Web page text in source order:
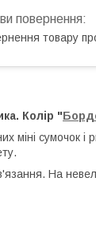
товару
Колір "
мiнi сумочок і
На